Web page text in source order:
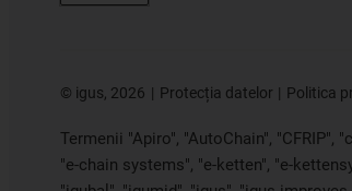
© igus, 2026 Protecția datelor Politica
Termenii "Apiro", "AutoChain", "CFRIP",
"e-chain systems", "e-ketten", "e-